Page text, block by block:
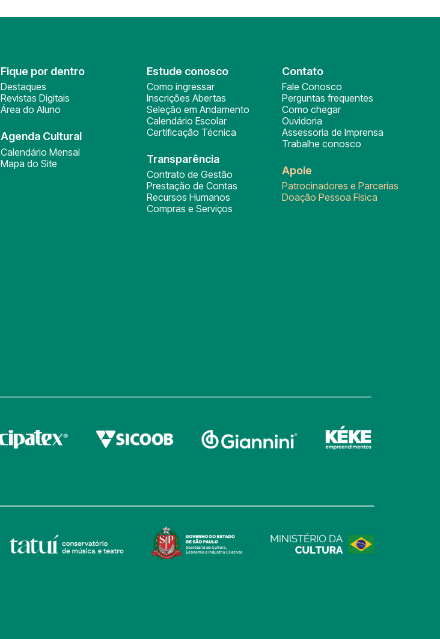
Fique por dentro
Destaques
Revistas Digitais
Área do Aluno
Agenda Cultural
Calendário Mensal
Mapa do Site
Estude conosco
Como ingressar
Inscrições Abertas
Seleção em Andamento
Calendário Escolar
Certificação Técnica
Transparência
Contrato de Gestão
Prestação de Contas
Recursos Humanos
Compras e Serviços
Contato
Fale Conosco
Perguntas frequentes
Como chegar
Ouvidoria
Assessoria de Imprensa
Trabalhe conosco
Apoie
Patrocinadores e Parcerias
Doação Pessoa Física